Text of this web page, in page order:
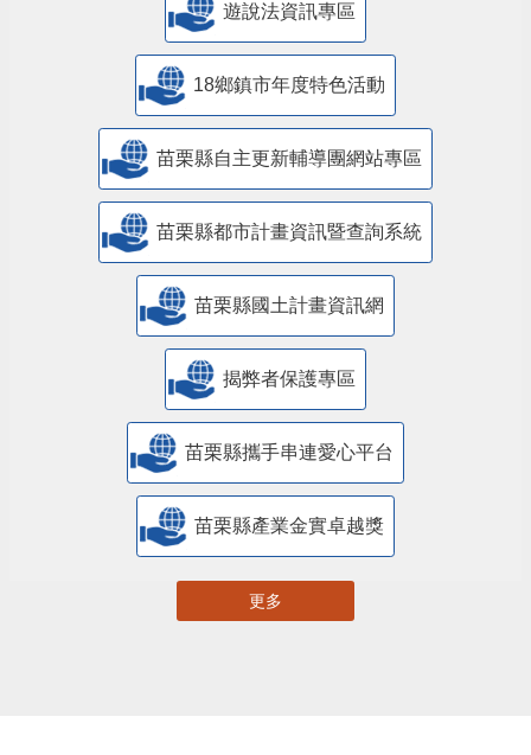
遊說法資訊專區
18鄉鎮市年度特色活動
苗栗縣自主更新輔導團網站專區
苗栗縣都市計畫資訊暨查詢系統
苗栗縣國土計畫資訊網
揭弊者保護專區
苗栗縣攜手串連愛心平台
苗栗縣產業金實卓越獎
更多